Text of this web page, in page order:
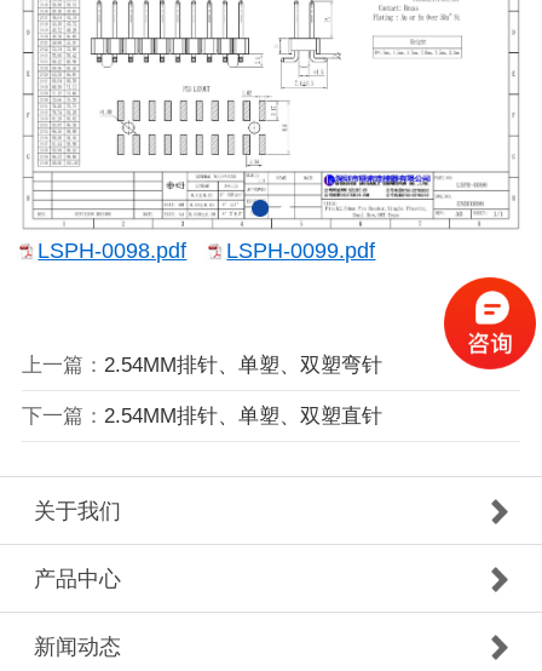
LSPH-0098.pdf LSPH-0099.pdf
上一篇： 2.54MM排针、单塑、双塑弯针
下一篇： 2.54MM排针、单塑、双塑直针
关于我们
产品中心
新闻动态